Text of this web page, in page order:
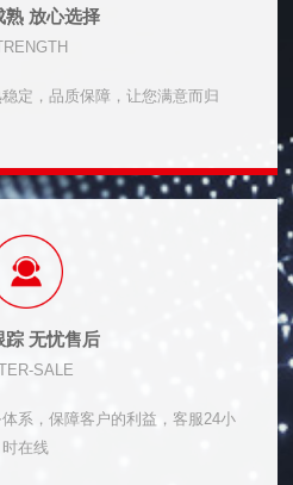
熟 放心选择
定，品质保障，让您满意而归
踪 无忧售后
SALE
系，保障客户的利益，客服24小
时在线